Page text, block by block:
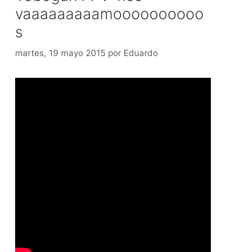
vaaaaaaaaamoooooooooo
s
martes, 19 mayo 2015 por Eduardo